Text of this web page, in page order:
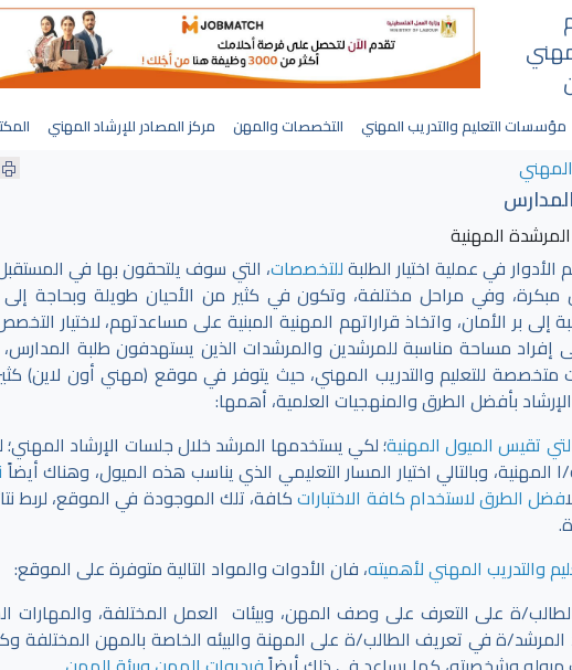
مؤسسات التعليم والتدريب المهني التخصصات والمهن مركز المصادر للإرشاد المهني
المهنية
في عملية اختيار الطلبةللتخصصات، التي سوف يلتحقون بها في
مبكرة، وفي مراحل مختلفة، وتكون في كثير من الأحيان طويلة وبحاجة
بر الأمان، واتخاذ قراراتهم المهنية المبنية على مساعدتهم، لاختيار
إفراد مساحة مناسبة للمرشدين والمرشدات الذين يستهدفون طلبة
متخصصة للتعليم والتدريب المهني، حيث يتوفر في موقع (مهني أون لاين)
بأفضل الطرق والمنهجيات العلمية، أهمها:
التي تقيس الميول المهنية؛ لكي يستخدمها المرشد خلال جلسات الإرشاد
وبالتالي اختيار المسار التعليمي الذي يناسب هذه الميول، وهناك أيضاً
افضل الطرق لاستخدام كافة الاختباراتكافة، تلك الموجودة في الموقع،لربط
والتدريب المهني لأهميته، فان الأدوات والمواد التالية متوفرة على الموقع:
ة على التعرف على وصف المهن، وبيئات العمل المختلفة، والمهارات
المرشد/ة في تعريف الطالب/ة على المهنة والبيئه الخاصة بالمهن المختلفة